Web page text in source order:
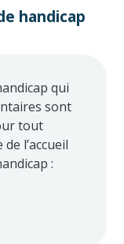
handicap
qui
sont
tout
l’accueil
: